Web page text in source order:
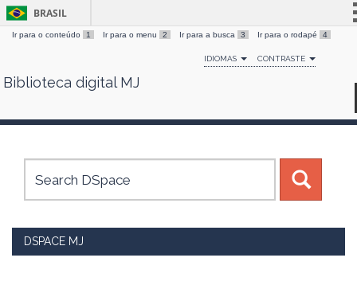
Skip
BRASIL
Simplifique!
Comunica BR
Canais
Ir para o conteúdo 1 Ir para o menu 2 Ir para a busca 3 Ir para o rodapé 4
IDIOMAS CONTRASTE
Biblioteca digital MJ
DSPACE MJ